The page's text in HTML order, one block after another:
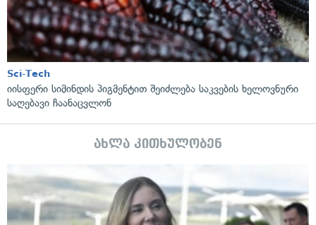
Sci-Tech
იისფერი სიმინდის პიგმენტით შეიძლება საკვების ხელოვნური
საღებავი ჩაანაცვლონ
ახლა კითხულობენ